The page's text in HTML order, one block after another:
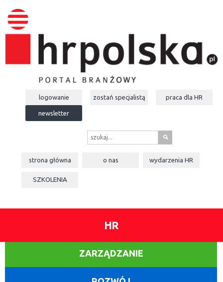
logowanie zostań specjalistą praca dla HR
newsletter
s
strona główna o nas wydarzeniaHR
SZKOLENIA
HR
ZARZĄDZANIE